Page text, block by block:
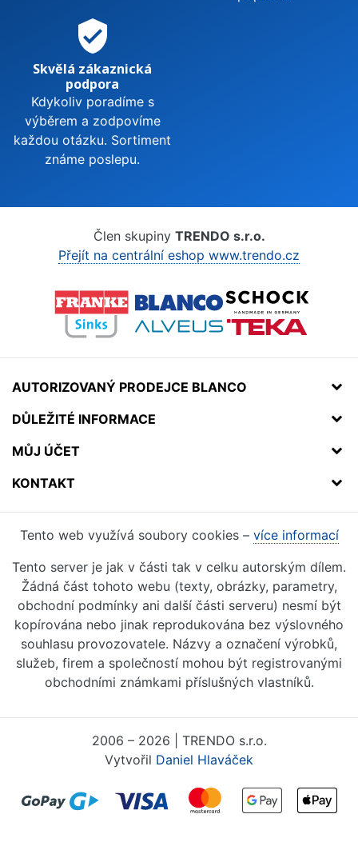
verified_user
Skvělá zákaznická
podpora
Kdykoliv poradíme s
výběrem a zodpovíme
každou otázku. Sortiment
známe poslepu.
Člen skupiny TRENDO s.r.o.
Přejít na centrální eshop www.trendo.cz
AUTORIZOVANÝ PRODEJCE BLANCO
DŮLEŽITÉ INFORMACE
MŮJ ÚČET
KONTAKT
Tento web využívá soubory cookies – více informací
Tento server je jak v části tak v celku autorským dílem.
Žádná část tohoto webu (texty, obrázky, parametry,
obchodní podmínky ani další části serveru) nesmí být
kopírována nebo jinak reprodukována bez výslovného
souhlasu provozovatele. Názvy a označení výrobků,
služeb, firem a společností mohou být registrovanými
obchodními známkami příslušných vlastníků.
2006 – 2026 | TRENDO s.r.o.
Vytvořil Daniel Hlaváček